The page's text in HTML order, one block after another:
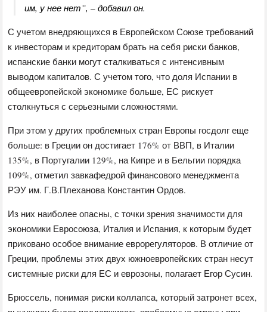
им, у нее нет”, – добавил он.
С учетом внедряющихся в Европейском Союзе требований
к инвесторам и кредиторам брать на себя риски банков,
испанские банки могут сталкиваться с интенсивным
выводом капиталов. С учетом того, что доля Испании в
общеевропейской экономике больше, ЕС рискует
столкнуться с серьезными сложностями.
При этом у других проблемных стран Европы госдолг еще
больше: в Греции он достигает 176% от ВВП, в Италии
135%, в Португалии 129%, на Кипре и в Бельгии порядка
109%, отметил завкафедрой финансового менеджмента
РЭУ им. Г.В.Плеханова Константин Ордов.
Из них наиболее опасны, с точки зрения значимости для
экономики Евросоюза, Италия и Испания, к которым будет
приковано особое внимание еврорегуляторов. В отличие от
Греции, проблемы этих двух южноевропейских стран несут
системные риски для ЕС и еврозоны, полагает Егор Сусин.
Брюссель, понимая риски коллапса, который затронет всех,